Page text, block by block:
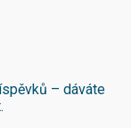
– dáváte